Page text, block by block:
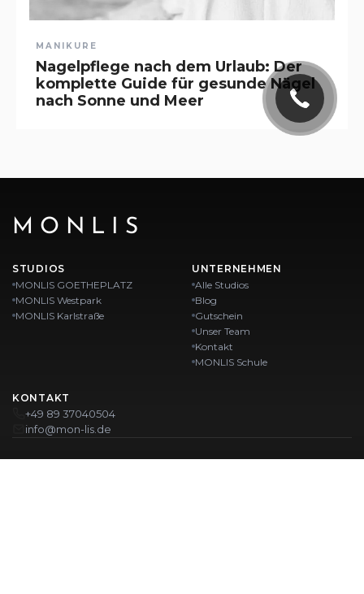
MANIKURE
Nagelpflege nach dem Urlaub: Der
komplette Guide für gesunde Nägel
nach Sonne und Meer
MONLIS
STUDIOS
MONLIS GOETHEPLATZ
MONLIS Westpark
MONLIS Karlstraße
UNTERNEHMEN
Alle Studios
Blog
Gutschein
Unser Team
Kontakt
MONLIS Schule
KONTAKT
+49 89 37040504
info@mon-lis.de